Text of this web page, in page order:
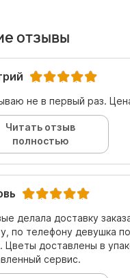
отзывы
не в первый раз.
Читать отзыв
полностью
делала доставку
по телефону девушка
Цветы доставлены в
сервис.